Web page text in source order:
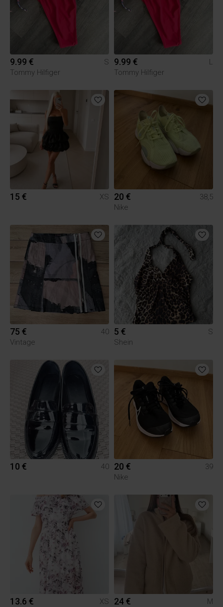
9.99 €
S
Tommy Hilfiger
9.99 €
L
Tommy Hilfiger
15 € XS 20 €
38,5
Nike
75 €
40
Vintage
5 €
S
Shein
10 € 40 20 €
39
Nike
13.6 €
XS
24 €
M